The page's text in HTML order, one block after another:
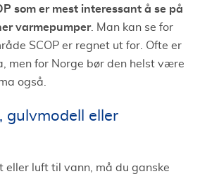
som er mest interessant å se på
varmepumper. Man kan se for
SCOP er regnet ut for. Ofte er
men for Norge bør den helst være
også.
gulvmodell eller
eller luft til vann, må du ganske